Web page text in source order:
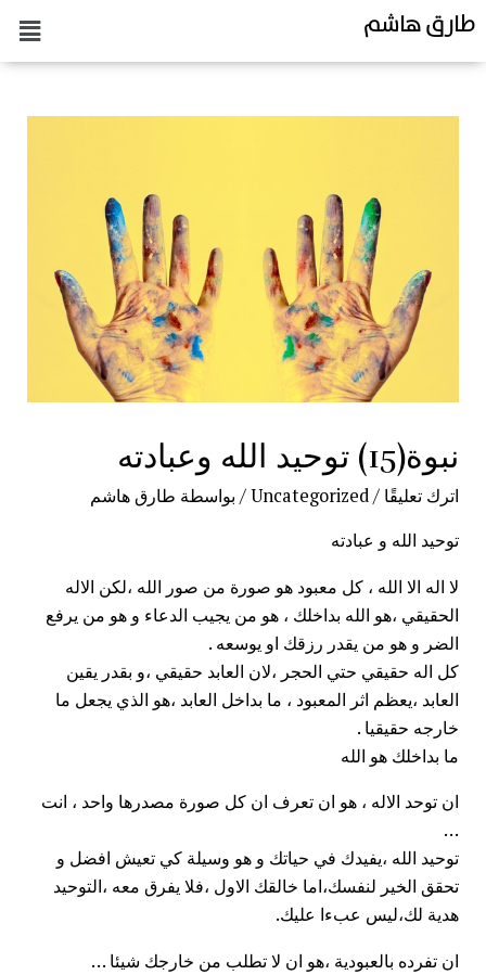
طارق هاشم
نبوة(15) توحيد الله وعبادته
اترك تعليقًا /
Uncategorized/ بواسطة طارق هاشم
توحيد الله و عبادته
لا اله الا الله ، كل معبود هو صورة من صور الله ،لكن الاله
الحقيقي ،هو الله بداخلك ، هو من يجيب الدعاء و هو من يرفع
الضر و هو من يقدر رزقك او يوسعه .
كل اله حقيقي حتي الحجر ،لان العابد حقيقي ،و بقدر يقين
العابد ،يعظم اثر المعبود ، ما بداخل العابد ،هو الذي يجعل ما
خارجه حقيقيا .
ما بداخلك هو الله
ان توحد الاله ، هو ان تعرف ان كل صورة مصدرها واحد ، انت
…
توحيد الله ،يفيدك في حياتك و هو وسيلة كي تعيش افضل و
تحقق الخير لنفسك،اما خالقك الاول ،فلا يفرق معه ،التوحيد
هدية لك،ليس عبءا عليك.
ان تفرده بالعبودية ،هو ان لا تطلب من خارجك شيئا …